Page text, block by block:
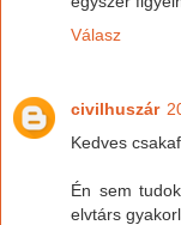
Válasz
civilhuszár
Kedves
Én sem
elvtárs